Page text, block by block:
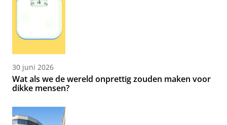
30 juni 2026
Wat als we de wereld onprettig zouden maken voor
dikke mensen?